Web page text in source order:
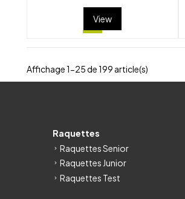
View
Affichage 1-25 de 199 article(s)
Raquettes
Raquettes Senior
Raquettes Junior
Raquettes Test